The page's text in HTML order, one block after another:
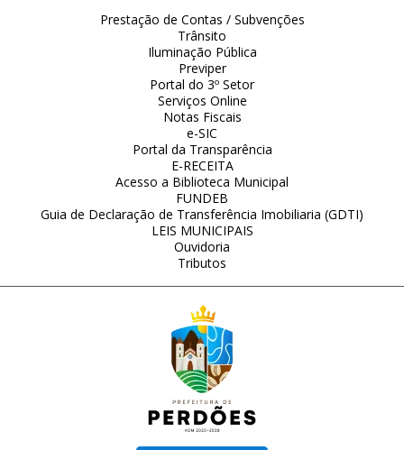
Prestação de Contas / Subvenções
Trânsito
Iluminação Pública
Previper
Portal do 3º Setor
Serviços Online
Notas Fiscais
e-SIC
Portal da Transparência
E-RECEITA
Acesso a Biblioteca Municipal
FUNDEB
Guia de Declaração de Transferência Imobiliaria (GDTI)
LEIS MUNICIPAIS
Ouvidoria
Tributos